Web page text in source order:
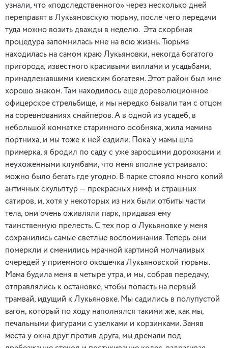
узнали, что «подследственного» через несколько дней
переправят в Лукьяновскую тюрьму, после чего передачи
туда можно возить дважды в неделю. Эта скорбная
процедура запомнилась мне на всю жизнь. Тюрьма
находилась на самом краю Лукьяновки, некогда богатого
пригорода, известного красивыми виллами и усадьбами,
принадлежавшими киевским богатеям. Этот район был мне
хорошо знаком. Там находилось еще дореволюционное
офицерское стрельбище, и мы нередко бывали там с отцом
на соревнованиях снайперов. А в одной из усадеб, в
небольшой комнатке старинного особняка, жила мамина
портниха, и мы тоже к ней ездили. Пока у мамы шла
примерка, я бродил по саду с уже заросшими дорожками и
неухоженными клумбами, что меня вполне устраивало:
можно было бегать где угодно. В парке стояло много копий
античных скульптур — прекрасных нимф и страшных
сатиров, и, хотя у некоторых из них были отбиты части
тела, они очень оживляли парк, придавая ему
таинственную прелесть. С тех пор о Лукьяновке у меня
сохранились самые светлые воспоминания. Теперь они
померкли и сменились мрачной картиной молчаливых
очередей у приемного окошечка Лукьяновской тюрьмы.
Мама будила меня в четыре утра, и мы, собрав передачу,
отправлялись к остановке, чтобы попасть на первый
трамвай, идущий к Лукьяновке. Мы садились в полупустой
вагон, который по ходу наполнялся такими же, как мы,
печальными фигурами с узелками и корзинками. Заняв
места у окна друг против друга, мы дремали под